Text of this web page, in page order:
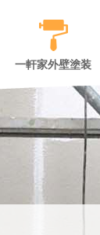
一軒家外壁塗装